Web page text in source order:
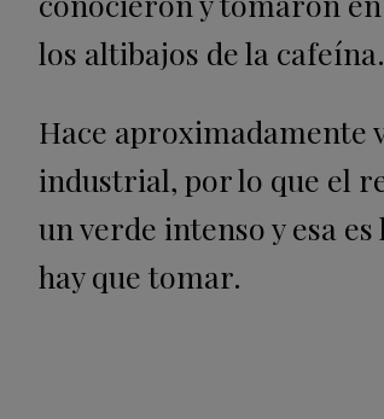
los altibajos de la
Hace aproximadamente
industrial, por lo que el
un verde intenso y esa
hay que tomar.